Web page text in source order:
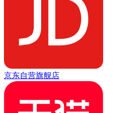
京东自营旗舰店